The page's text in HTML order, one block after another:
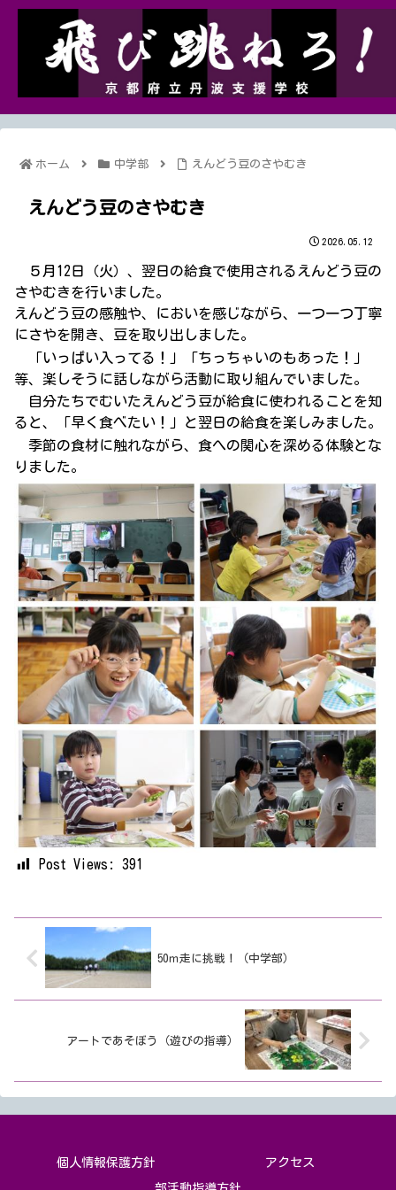
ホーム 中学部 えんどう豆のさやむき
えんどう豆のさやむき
2026.05.12
５月12日（火）、翌日の給食で使用されるえんどう豆の
さやむきを行いました。
えんどう豆の感触や、においを感じながら、一つ一つ丁寧
にさやを開き、豆を取り出しました。
「いっぱい入ってる！」「ちっちゃいのもあった！」
等、楽しそうに話しながら活動に取り組んでいました。
自分たちでむいたえんどう豆が給食に使われることを知
ると、「早く食べたい！」と翌日の給食を楽しみました。
季節の食材に触れながら、食への関心を深める体験とな
りました。
Post Views: 391
50ｍ走に挑戦！（中学部）
アートであそぼう（遊びの指導）
個人情報保護方針 アクセス